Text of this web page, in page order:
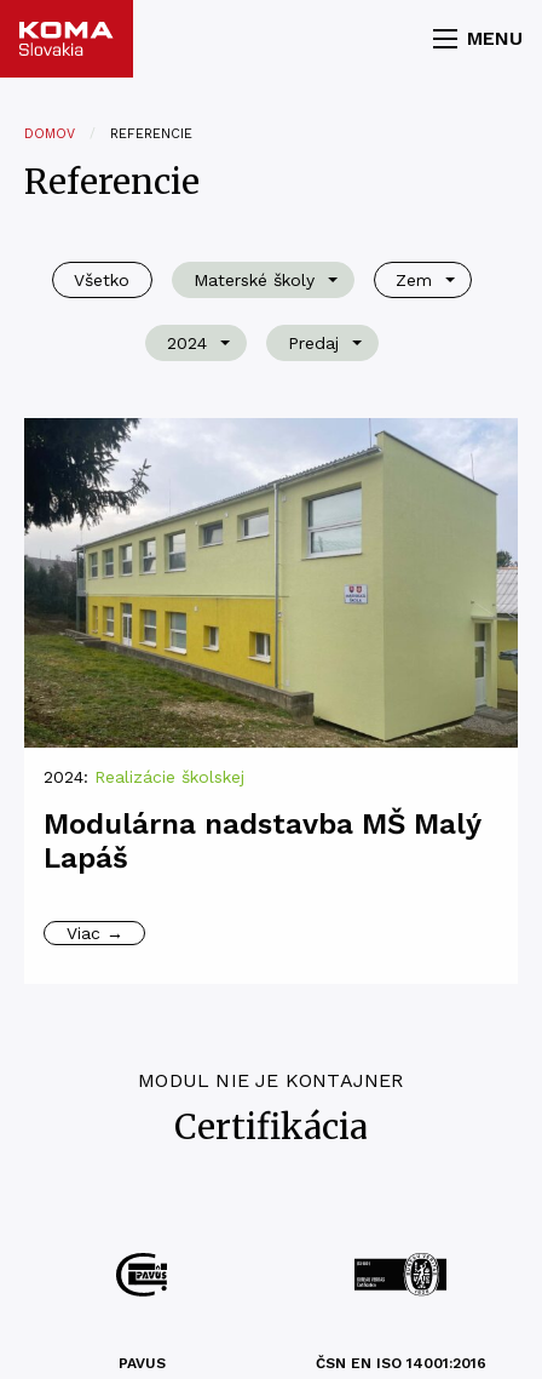
MENU
DOMOV REFERENCIE
Referencie
Všetko Materské školy Zem
2024 Predaj
2024: Realizácie školskej
Modulárna nadstavba MŠ Malý
Lapáš
Viac →
MODUL NIE JE KONTAJNER
Certifikácia
PAVUS ČSN EN ISO 14001:2016